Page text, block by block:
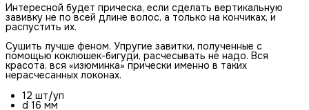
Интересной будет прическа, если сделать вертикальную
завивку не по всей длине волос, а только на кончиках, и
распустить их.
Сушить лучше феном. Упругие завитки, полученные с
помощью коклюшек-бигуди, расчесывать не надо. Вся
красота, вся «изюминка» прически именно в таких
нерасчесанных локонах.
12 шт/уп
d 16 мм